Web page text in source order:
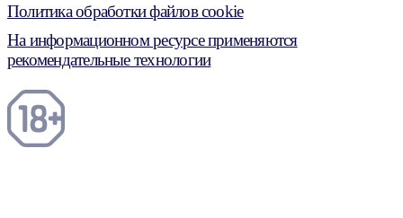
Политика обработки файлов cookie
На информационном ресурсе применяются
рекомендательные технологии